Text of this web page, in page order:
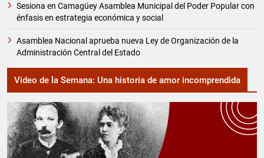
Sesiona en Camagüey Asamblea Municipal del Poder Popular con
énfasis en estrategia económica y social
Asamblea Nacional aprueba nueva Ley de Organización de la
Administración Central del Estado
Video de la Semana: Una historia de amor incomprendida